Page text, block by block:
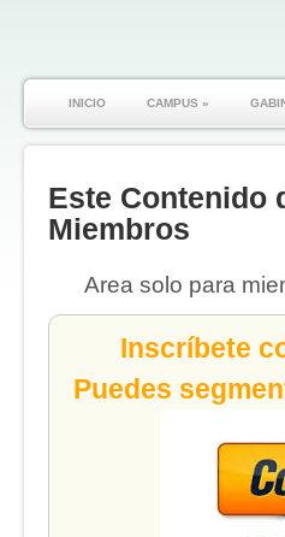
INICIO CAMPUS »
Este Contenido
Miembros
Area solo para
Inscríbete
Puedes